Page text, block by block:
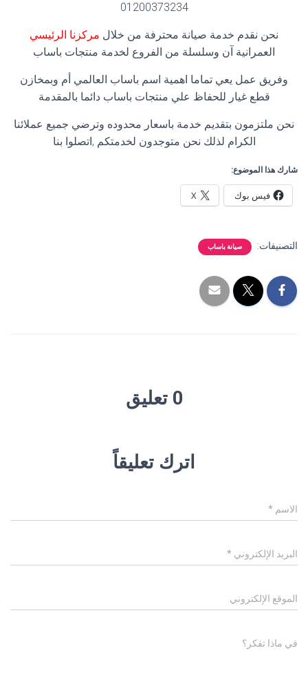
01200373234
نحن نقدم خدمة صيانة محترفة من خلال مركزنا الرئيسي
العمرانية آن وسلسلة من الفروع لخدمة منتجات باساب
وفريق عمل يعي تماما اهمية اسم باساب العالمي أم وبمخازن
قطع غيار للحفاظ علي منتجات باساب دائما بالمقدمة
نحن ملتزمون بتقديم خدمة باسعار محدوده وترضي جميع عملائنا
الكرام لذلك نحن متوجدون لخدمتكم ,اتصلوا بنا
شارك هذا الموضوع:
فيس بوك X
التصنيفات: صيانة باساب
0 تعليق
اترك تعليقاً
الاسم *
البريد الإلكتروني *
الموقع الإلكتروني
في ماذا تفكر؟